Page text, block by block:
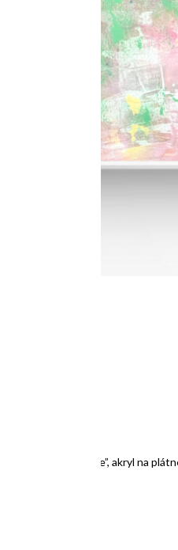
vtáky na oblohe”, akryl na